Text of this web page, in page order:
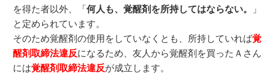
を得た者以外、「何人も、覚醒剤を所持してはならない。
」
と定められています。
そのため覚醒剤の使用をしていなくとも、所持していれば覚
醒剤取締法違反になるため、友人から覚醒剤を買ったＡさん
には覚醒剤取締法違反が成立します。